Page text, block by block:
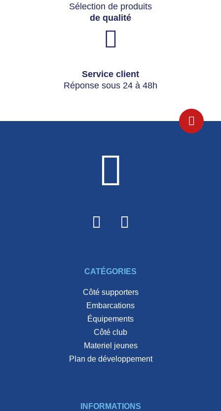
Sélection de produits
de qualité
Service client
Réponse sous 24 à 48h
CATÉGORIES
côté supporters
embarcations
équipements
côté club
materiel jeunes
plan de développement
INFORMATIONS